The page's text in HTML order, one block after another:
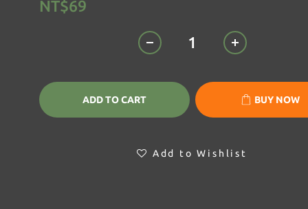
NT$69
ADD TO CART BUY NOW
Add to Wishlist